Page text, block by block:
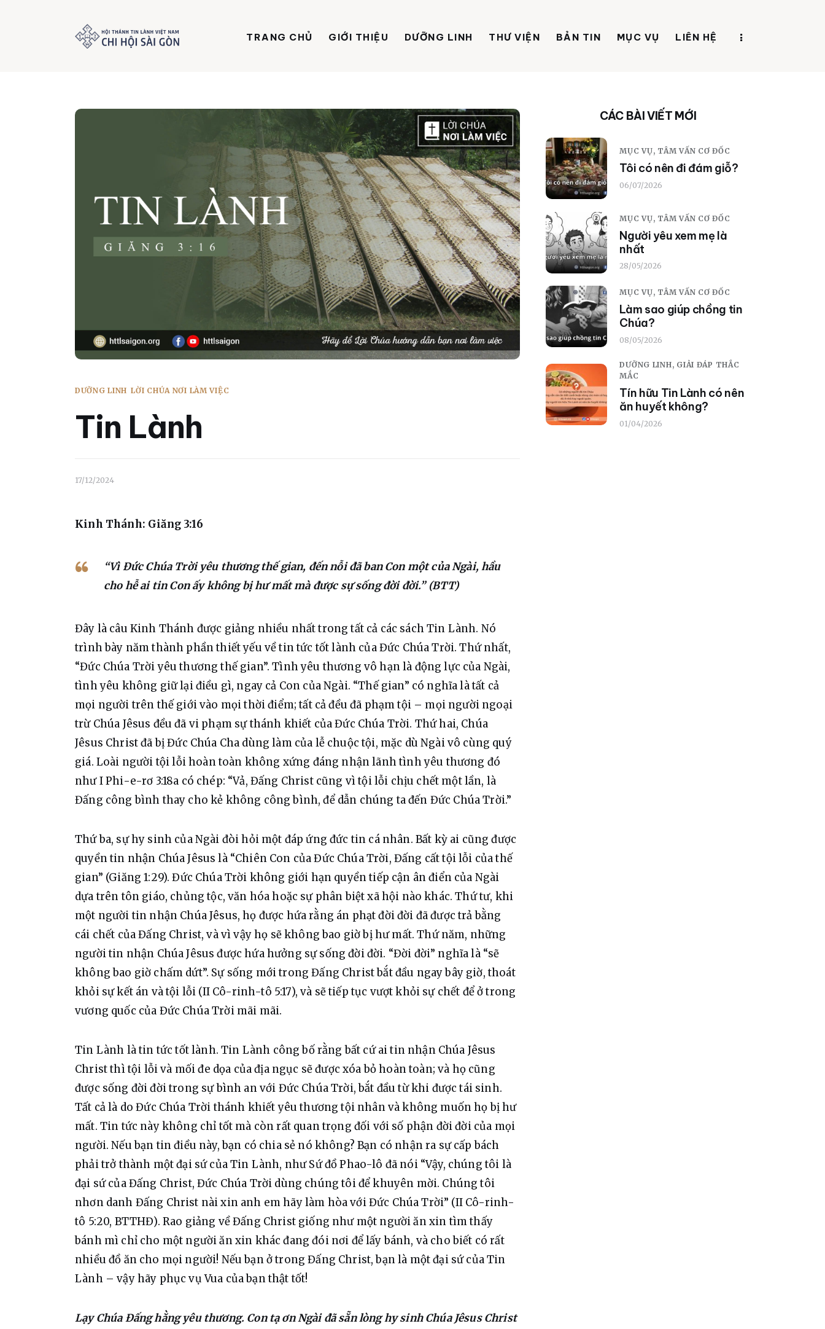
TRANG CHỦ GIỚI THIỆU DƯỠNG LINH THƯ VIỆN BẢN TIN MỤC VỤ LIÊN HỆ
DƯỠNG LINH LỜI CHÚA NƠI LÀM VIỆC
Tin Lành
17/12/2024
Kinh Thánh: Giăng 3:16
“Vì Đức Chúa Trời yêu thương thế gian, đến nỗi đã ban Con một của Ngài, hầu
cho hễ ai tin Con ấy không bị hư mất mà được sự sống đời đời.” (BTT)
Đây là câu Kinh Thánh được giảng nhiều nhất trong tất cả các sách Tin Lành. Nó
trình bày năm thành phần thiết yếu về tin tức tốt lành của Đức Chúa Trời. Thứ nhất,
“Đức Chúa Trời yêu thương thế gian”. Tình yêu thương vô hạn là động lực của Ngài,
tình yêu không giữ lại điều gì, ngay cả Con của Ngài. “Thế gian” có nghĩa là tất cả
mọi người trên thế giới vào mọi thời điểm; tất cả đều đã phạm tội – mọi người ngoại
trừ Chúa Jêsus đều đã vi phạm sự thánh khiết của Đức Chúa Trời. Thứ hai, Chúa
Jêsus Christ đã bị Đức Chúa Cha dùng làm của lễ chuộc tội, mặc dù Ngài vô cùng quý
giá. Loài người tội lỗi hoàn toàn không xứng đáng nhận lãnh tình yêu thương đó
như I Phi-e-rơ 3:18a có chép: “Vả, Đấng Christ cũng vì tội lỗi chịu chết một lần, là
Đấng công bình thay cho kẻ không công bình, để dẫn chúng ta đến Đức Chúa Trời.”
Thứ ba, sự hy sinh của Ngài đòi hỏi một đáp ứng đức tin cá nhân. Bất kỳ ai cũng được
quyền tin nhận Chúa Jêsus là “Chiên Con của Đức Chúa Trời, Đấng cất tội lỗi của thế
gian” (Giăng 1:29). Đức Chúa Trời không giới hạn quyền tiếp cận ân điển của Ngài
dựa trên tôn giáo, chủng tộc, văn hóa hoặc sự phân biệt xã hội nào khác. Thứ tư, khi
một người tin nhận Chúa Jêsus, họ được hứa rằng án phạt đời đời đã được trả bằng
cái chết của Đấng Christ, và vì vậy họ sẽ không bao giờ bị hư mất. Thứ năm, những
người tin nhận Chúa Jêsus được hứa hưởng sự sống đời đời. “Đời đời” nghĩa là “sẽ
không bao giờ chấm dứt”. Sự sống mới trong Đấng Christ bắt đầu ngay bây giờ, thoát
khỏi sự kết án và tội lỗi (II Cô-rinh-tô 5:17), và sẽ tiếp tục vượt khỏi sự chết để ở trong
vương quốc của Đức Chúa Trời mãi mãi.
Tin Lành là tin tức tốt lành. Tin Lành công bố rằng bất cứ ai tin nhận Chúa Jêsus
Christ thì tội lỗi và mối đe dọa của địa ngục sẽ được xóa bỏ hoàn toàn; và họ cũng
được sống đời đời trong sự bình an với Đức Chúa Trời, bắt đầu từ khi được tái sinh.
Tất cả là do Đức Chúa Trời thánh khiết yêu thương tội nhân và không muốn họ bị hư
mất. Tin tức này không chỉ tốt mà còn rất quan trọng đối với số phận đời đời của mọi
người. Nếu bạn tin điều này, bạn có chia sẻ nó không? Bạn có nhận ra sự cấp bách
phải trở thành một đại sứ của Tin Lành, như Sứ đồ Phao-lô đã nói “Vậy, chúng tôi là
đại sứ của Đấng Christ, Đức Chúa Trời dùng chúng tôi để khuyên mời. Chúng tôi
nhơn danh Đấng Christ nài xin anh em hãy làm hòa với Đức Chúa Trời” (II Cô-rinh-
tô 5:20, BTTHĐ). Rao giảng về Đấng Christ giống như một người ăn xin tìm thấy
bánh mì chỉ cho một người ăn xin khác đang đói nơi để lấy bánh, và cho biết có rất
nhiều đồ ăn cho mọi người! Nếu bạn ở trong Đấng Christ, bạn là một đại sứ của Tin
Lành – vậy hãy phục vụ Vua của bạn thật tốt!
Lạy Chúa Đấng hằng yêu thương. Con tạ ơn Ngài đã sẵn lòng hy sinh Chúa Jêsus Christ
CÁC BÀI VIẾT MỚI
MỤC VỤ, TÂM VẤN CƠ ĐỐC
Tôi có nên đi đám giỗ?
06/07/2026
MỤC VỤ, TÂM VẤN CƠ ĐỐC
Người yêu xem mẹ là
nhất
28/05/2026
MỤC VỤ, TÂM VẤN CƠ ĐỐC
Làm sao giúp chồng tin
Chúa?
08/05/2026
DƯỠNG LINH, GIẢI ĐÁP THẮC
MẮC
Tín hữu Tin Lành có nên
ăn huyết không?
01/04/2026